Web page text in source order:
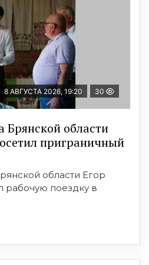
8 АВГУСТА 2026, 19:20 30
Брянской области
приграничный
области Егор
рабочую поездку в